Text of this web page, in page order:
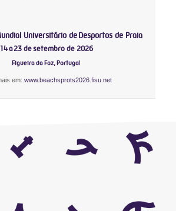
Universitário de Desportos de Praia
14 a 23 de setembro de 2026
Figueira da Foz, Portugal
em:www.beachsprots2026.fisu.net